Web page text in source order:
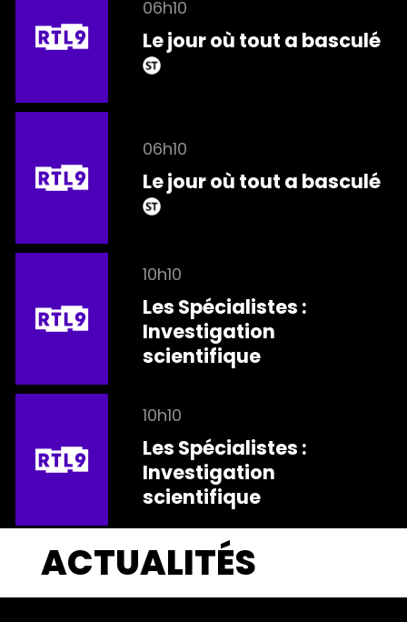
06h10
Le jour où tout a basculé
06h10
Le jour où tout a basculé
10h10
Les Spécialistes :
Investigation
scientifique
10h10
Les Spécialistes :
Investigation
scientifique
ACTUALITÉS